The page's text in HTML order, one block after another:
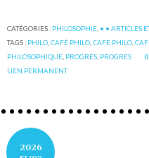
CATÉGORIES : PHILOSOPHIE • • ARTICLES
TAGS : PHILO ,CAFÉ PHILO ,CAFE PHILO ,
PHILOSOPHIQUE PROGRÈS PROGRES 0
LIEN PERMANENT
2026